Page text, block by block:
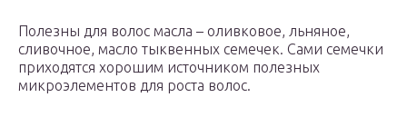
Полезны для волос масла – оливковое, льняное,
сливочное, масло тыквенных семечек. Сами семечки
приходятся хорошим источником полезных
микроэлементов для роста волос.